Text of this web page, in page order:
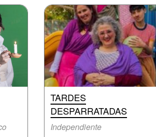
TARDES
DESPARRATADAS
Independiente